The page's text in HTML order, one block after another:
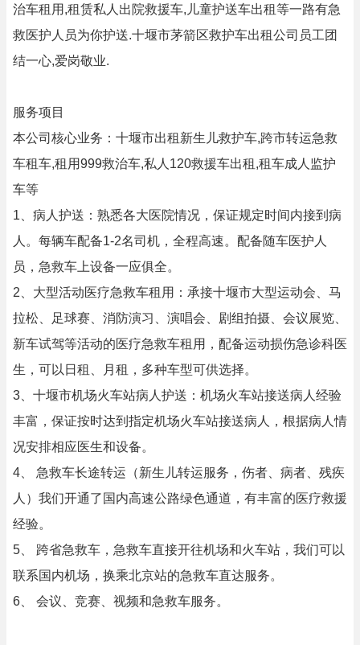
治车租用,租赁私人出院救援车,儿童护送车出租等一路有急
救医护人员为你护送.十堰市茅箭区救护车出租公司员工团
结一心,爱岗敬业.
服务项目
本公司核心业务：十堰市出租新生儿救护车,跨市转运急救
车租车,租用999救治车,私人120救援车出租,租车成人监护
车等
1、病人护送：熟悉各大医院情况，保证规定时间内接到病
人。每辆车配备1-2名司机，全程高速。配备随车医护人
员，急救车上设备一应俱全。
2、大型活动医疗急救车租用：承接十堰市大型运动会、马
拉松、足球赛、消防演习、演唱会、剧组拍摄、会议展览、
新车试驾等活动的医疗急救车租用，配备运动损伤急诊科医
生，可以日租、月租，多种车型可供选择。
3、十堰市机场火车站病人护送：机场火车站接送病人经验
丰富，保证按时达到指定机场火车站接送病人，根据病人情
况安排相应医生和设备。
4、 急救车长途转运（新生儿转运服务，伤者、病者、残疾
人）我们开通了国内高速公路绿色通道，有丰富的医疗救援
经验。
5、 跨省急救车，急救车直接开往机场和火车站，我们可以
联系国内机场，换乘北京站的急救车直达服务。
6、 会议、竞赛、视频和急救车服务。